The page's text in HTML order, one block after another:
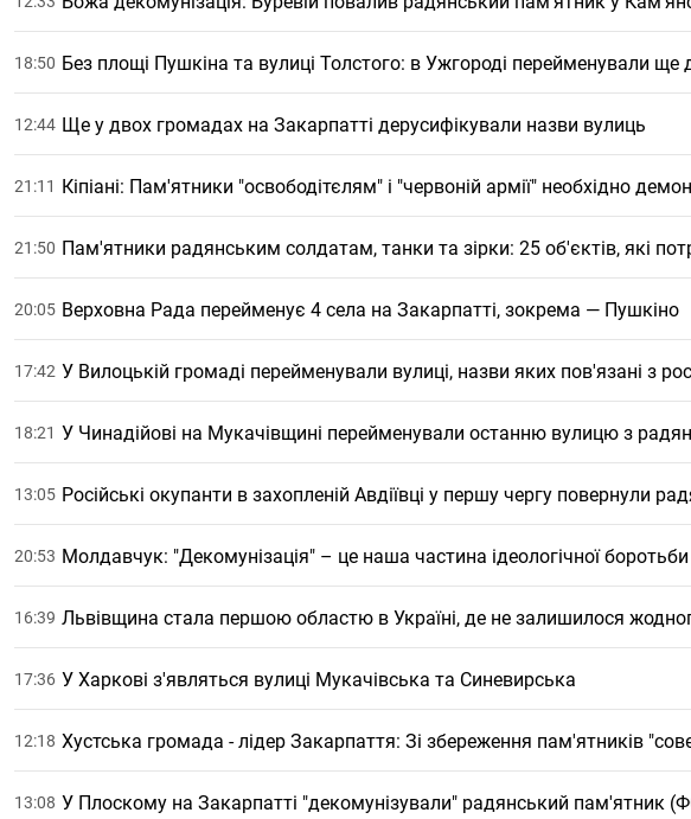
18:50 Без площі Пушкіна та вулиці Толстого: в Ужгороді перейменували ще
12:44 Ще у двох громадах на Закарпатті дерусифікували назви вулиць
21:11 Кіпіані: Пам'ятники "освободітєлям" і "червоній армії" необхідно
21:50 Пам'ятники радянським солдатам, танки та зірки: 25 об'єктів, які
20:05 Верховна Рада перейменує 4 села на Закарпатті, зокрема — Пушкіно
17:42 У Вилоцькій громаді перейменували вулиці, назви яких пов'язані з
18:21 У Чинадійові на Мукачівщині перейменували останню вулицю з
13:05 Російські окупанти в захопленій Авдіївці у першу чергу повернули
20:53 Молдавчук: "Декомунізація" – це наша частина ідеологічної
16:39 Львівщина стала першою областю в Україні, де не залишилося
17:36 У Харкові з'являться вулиці Мукачівська та Синевирська
12:18 Хустська громада - лідер Закарпаття: Зі збереження пам'ятників
13:08 У Плоскому на Закарпатті "декомунізували" радянський пам'ятник